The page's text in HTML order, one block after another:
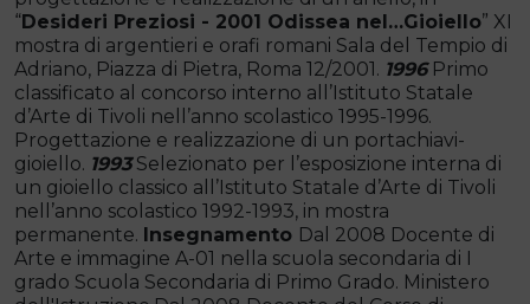
“Desideri Preziosi - 2001 Odissea nel…Gioiello” XI
mostra di argentieri e orafi romani Sala del Tempio di
Adriano, Piazza di Pietra, Roma 12/2001. 1996 Primo
classificato al concorso interno all’Istituto Statale
d’Arte di Tivoli nell’anno scolastico 1995-1996.
Progettazione e realizzazione di un portachiavi-
gioiello. 1993 Selezionato per l’esposizione interna di
un gioiello classico all’Istituto Statale d’Arte di Tivoli
nell’anno scolastico 1992-1993, in mostra
permanente. Insegnamento Dal 2008 Docente di
Arte e immagine A-01 nella scuola secondaria di I
grado Scuola Secondaria di Primo Grado. Ministero